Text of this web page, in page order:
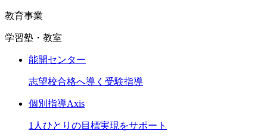
教育事業
学習塾・教室
能開センター
志望校合格へ導く受験指導
個別指導Axis
1人ひとりの目標実現をサポート